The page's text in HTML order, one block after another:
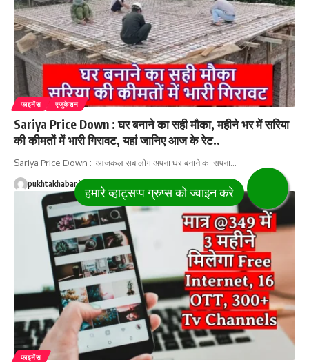
फाइनेंस एजुकेशन
Sariya Price Down : घर बनाने का सही मौका, महीने भर में सरिया
की कीमतों में भारी गिरावट, यहां जानिए आज के रेट..
Sariya Price Down : आजकल सब लोग अपना घर बनाने का सपना…
pukhtakhabar.in
फाइनेंस